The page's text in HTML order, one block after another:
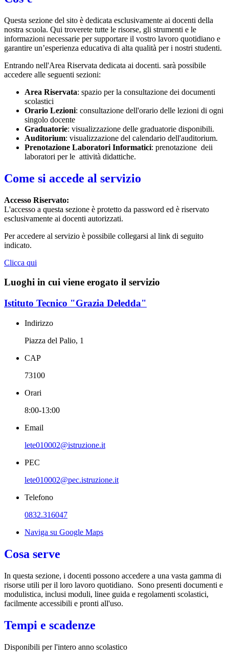
Questa sezione del sito è dedicata esclusivamente ai docenti della
nostra scuola. Qui troverete tutte le risorse, gli strumenti e le
informazioni necessarie per supportare il vostro lavoro quotidiano e
garantire un’esperienza educativa di alta qualità per i nostri studenti.
Entrando nell'Area Riservata dedicata ai docenti. sarà possibile
accedere alle seguenti sezioni:
Area Riservata: spazio per la consultazione dei documenti
scolastici
Orario Lezioni: consultazione dell'orario delle lezioni di ogni
singolo docente
Graduatorie: visualizzazione delle graduatorie disponibili.
Auditorium: visualizzazione del calendario dell'auditorium.
Prenotazione Laboratori Informatici: prenotazione deii
laboratori per le attività didattiche.
Come si accede al servizio
Accesso Riservato:
L'accesso a questa sezione è protetto da password ed è riservato
esclusivamente ai docenti autorizzati.
Per accedere al servizio è possibile collegarsi al link di seguito
indicato.
Clicca qui
Luoghi in cui viene erogato il servizio
Istituto Tecnico "Grazia Deledda"
Indirizzo
Piazza del Palio, 1
CAP
73100
Orari
8:00-13:00
Email
lete010002@istruzione.it
PEC
lete010002@pec.istruzione.it
Telefono
0832.316047
Naviga su Google Maps
Cosa serve
In questa sezione, i docenti possono accedere a una vasta gamma di
risorse utili per il loro lavoro quotidiano. Sono presenti documenti e
modulistica, inclusi moduli, linee guida e regolamenti scolastici,
facilmente accessibili e pronti all'uso.
Tempi e scadenze
Disponibili per l'intero anno scolastico